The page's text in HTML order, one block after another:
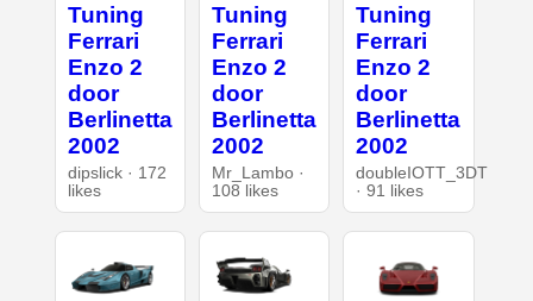
Tuning
Ferrari
Enzo 2
door
Berlinetta
2002
dipslick · 172
likes
Tuning
Ferrari
Enzo 2
door
Berlinetta
2002
Mr_Lambo ·
108 likes
Tuning
Ferrari
Enzo 2
door
Berlinetta
2002
doubleIOTT_3DT
· 91 likes